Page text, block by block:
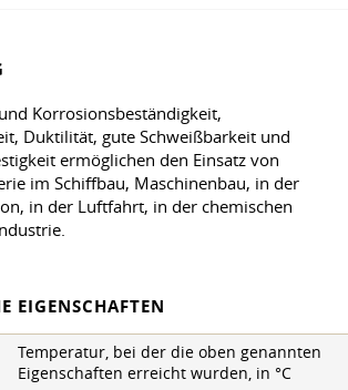
Korrosionsbeständigkeit,
Duktilität, gute Schweißbarkeit und
ermöglichen den Einsatz von
im Schiffbau, Maschinenbau, in der
in der Luftfahrt, in der chemischen
EIGENSCHAFTEN
Temperatur, bei der die oben genannten
Eigenschaften erreicht wurden, in °C